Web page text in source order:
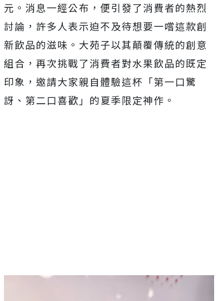
元。消息一經公布，便引發了消費者的熱烈
討論，許多人表示迫不及待想要一嚐這款創
新飲品的滋味。大苑子以其顛覆傳統的創意
組合，再次挑戰了消費者對水果飲品的既定
印象，邀請大家親自體驗這杯「第一口驚
訝、第二口喜歡」的夏季限定神作。